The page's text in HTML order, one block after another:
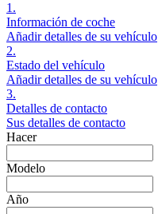
1.
Información de coche
Añadir detalles de su vehículo
2.
Estado del vehículo
Añadir detalles de su vehículo
3.
Detalles de contacto
Sus detalles de contacto
Hacer
Modelo
Año